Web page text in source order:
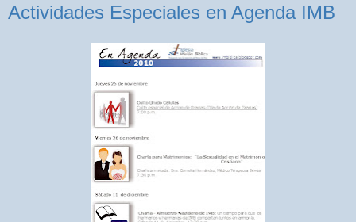
Actividades Especiales en Agenda IMB